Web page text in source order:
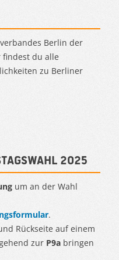
Berlin der
findest du alle
zu Berliner
2025
um an der Wahl
.
Rückseite auf einem
zur P9a bringen